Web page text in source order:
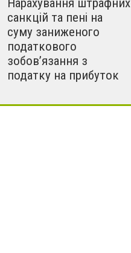
Нарахування штрафних
санкцій та пені на
суму заниженого
податкового
зобов’язання з
податку на прибуток